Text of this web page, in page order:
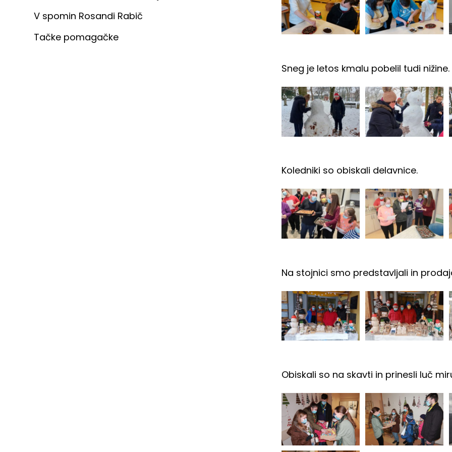
V spomin Rosandi Rabič
Tačke pomagačke
Sneg je letos kmalu pobelil tudi
Koledniki so obiskali delavnice.
Na stojnici smo predstavljali in
Obiskali so na skavti in prinesli luč